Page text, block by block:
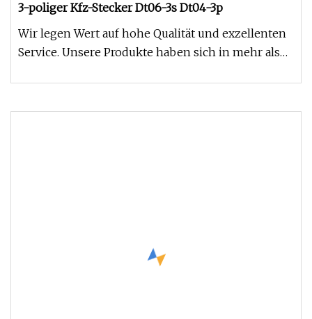
3-poliger Kfz-Stecker Dt06-3s Dt04-3p
Wir legen Wert auf hohe Qualität und exzellenten
Service. Unsere Produkte haben sich in mehr als